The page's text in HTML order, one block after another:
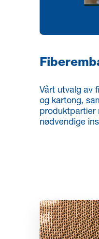
Vårt utvalg av
og kartong,
produktpartier
nødvendige